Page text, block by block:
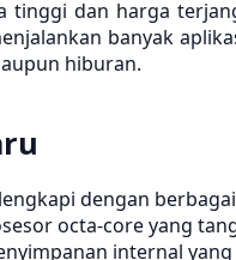
dan harga
banyak
hiburan.
dengan
octa-core yang
internal